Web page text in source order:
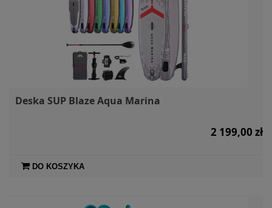
Deska SUP Blaze Aqua Marina
2 199,00 zł
DO KOSZYKA